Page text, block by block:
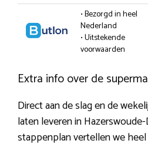
• Bezorgd in heel
Nederland
• Uitstekende
voorwaarden
Extra info over de
Direct aan de slag en de
laten leveren in
stappenplan vertellen we